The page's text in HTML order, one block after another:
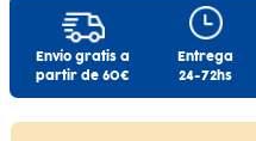
Envío gratis a
partir de 60€
Entrega
24-72hs